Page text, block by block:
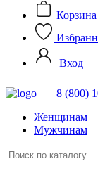
Корзина
Вход
8 (800)
Женщинам
Мужчинам